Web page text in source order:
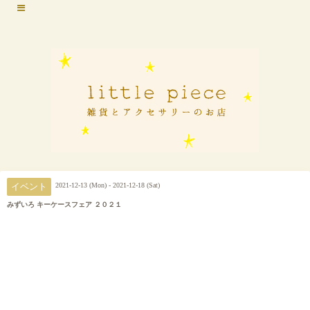
イベント 2021-12-13 (Mon) - 2021-12-18 (Sat)
みずいろ キーケースフェア ２０２１